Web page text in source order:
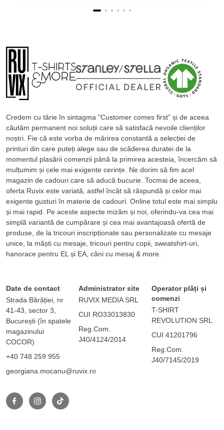
Credem cu tărie în sintagma "Customer comes first" și de aceea
căutăm permanent noi soluții care să satisfacă nevoile clienților
noștri. Fie că este vorba de mărirea constantă a selecției de
printuri din care puteți alege sau de scăderea duratei de la
momentul plasării comenzii până la primirea acesteia, încercăm să
mulțumim și cele mai exigente cerințe. Ne dorim să fim acel
magazin de cadouri care să aducă bucurie. Tocmai de aceea,
oferta Ruvix este variată, astfel încât să răspundă și celor mai
exigente gusturi în materie de cadouri. Online totul este mai simplu
și mai rapid. Pe aceste aspecte mizăm și noi, oferindu-va cea mai
simplă variantă de cumpărare și cea mai avantajoasă ofertă de
produse, de la tricouri inscripționate sau personalizate cu mesaje
unice, la măști cu mesaje, tricouri pentru copii, sweatshirt-uri,
hanorace pentru EL și EA, căni cu mesaj & more.
Date de contact
Strada Bărăției, nr
41-43, sector 3,
București (în spatele
magazinului
COCOR)
+40 748 259 955
georgiana.mocanu@ruvix.ro
Administrator site
RUVIX MEDIA SRL
CUI RO33013830
Reg.Com.
J40/4124/2014
Operator plăți și
comenzi
T-SHIRT
REVOLUTION SRL
CUI 41201796
Reg.Com.
J40/7145/2019